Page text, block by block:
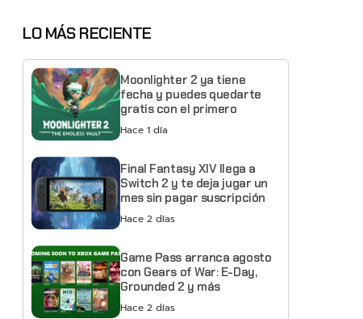
LO MÁS RECIENTE
Moonlighter 2 ya tiene
fecha y puedes quedarte
gratis con el primero
Hace 1 día
Final Fantasy XIV llega a
Switch 2 y te deja jugar un
mes sin pagar suscripción
Hace 2 días
Game Pass arranca agosto
con Gears of War: E-Day,
Grounded 2 y más
Hace 2 días